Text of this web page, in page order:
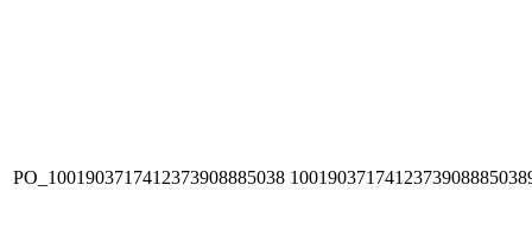
PO_1001903717412373908885038